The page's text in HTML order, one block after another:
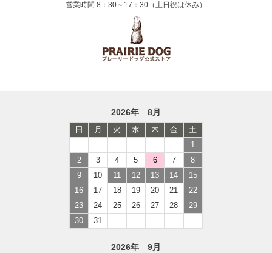
営業時間 8：30～17：30（土日祝は休み）
2026年 8月
日 月 火 水 木 金
土
1
2
3 4 5 6 7
8
9
10 11 12 13 14
15
16
17 18 19 20 21
22
23
24 25 26 27 28
29
30
31
2026年 9月